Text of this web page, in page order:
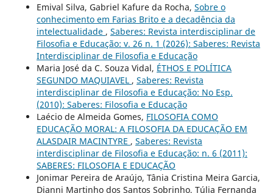
Emival Silva, Gabriel Kafure da Rocha, Sobre o
conhecimento em Farias Brito e a decadência da
intelectualidade , Saberes: Revista interdisciplinar de
Filosofia e Educação: v. 26 n. 1 (2026): Saberes: Revista
Interdisciplinar de Filosofia e Educação
Maria José da C. Souza Vidal, ÉTHOS E POLÍTICA
SEGUNDO MAQUIAVEL , Saberes: Revista
interdisciplinar de Filosofia e Educação: No Esp.
(2010): Saberes: Filosofia e Educação
Laécio de Almeida Gomes, FILOSOFIA COMO
EDUCAÇÃO MORAL: A FILOSOFIA DA EDUCAÇÃO EM
ALASDAIR MACINTYRE , Saberes: Revista
interdisciplinar de Filosofia e Educação: n. 6 (2011):
SABERES: FILOSOFIA E EDUCAÇÃO
Jonimar Pereira de Araújo, Tânia Cristina Meira Garcia,
Djanni Martinho dos Santos Sobrinho, Túlia Fernanda